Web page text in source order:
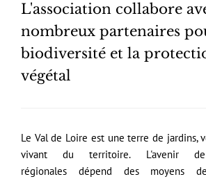
L'association collabore
nombreux partenaires
biodiversité et la
végétal
Le Val de Loire est une terre de jardins,
vivant du territoire. L'avenir
régionales dépend des moyens